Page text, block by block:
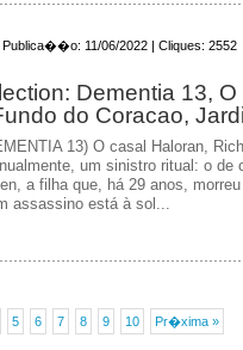
Publica��o: 11/06/2022 | Cliques: 2552
Dementia 13,
do Coracao,
13) O casal Haloran,
um sinistro ritual: o de
a filha que, há 29 anos,
assassino está à sol...
5 6 7 8 9 10 Pr�xima »